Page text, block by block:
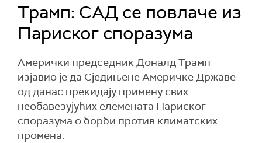
Трамп: САД се повлаче из
Париског споразума
Амерички председник Доналд Трамп
изјавио је да Сједињене Америчке Државе
од данас прекидају примену свих
необавезујућих елемената Париског
споразума о борби против климатских
промена.